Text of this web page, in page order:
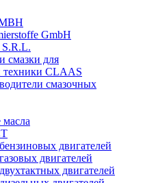
GmbH
смазки для
техники CLAAS
смазочных
двигателей
двигателей
двигателей